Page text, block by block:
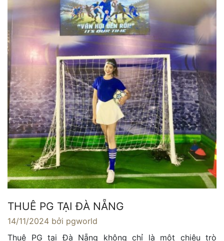
THUÊ PG TẠI ĐÀ NẴNG
14/11/2024 bởi pgworld
Thuê PG tại Đà Nẵng không chỉ là một chiêu trò